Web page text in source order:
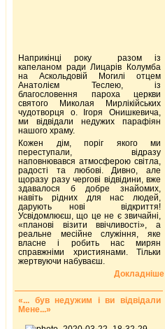
Наприкінці року разом із
капеланом ради Лицарів Колумба
на Аскольдовій Могилі отцем
Анатолієм Теслею, із
благословення пароха церкви
святого Миколая Мирлікійських
чудотворця о. Ігоря Онишкевича,
ми відвідали недужих парафіян
нашого храму.
Кожен дім, поріг якого ми
переступали, відразу
наповнювався атмосферою світла,
радості та любові. Дивно, але
щоразу разу чергові відвідини, вже
здавалося б добре знайомих,
навіть рідних для нас людей,
дарують нові відкриття!
Усвідомлюєш, що це не є звичайні,
«планові візити ввічливості», а
реальне месійне служіння, яке
власне і робить нас мирян
справжніми християнами. Тільки
жертвуючи набуваєш.
Докладніше
«... був недужим і ви відвідали
Мене...»